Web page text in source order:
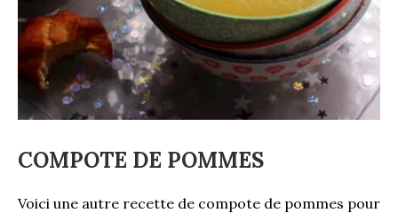
COMPOTE DE POMMES
Voici une autre recette de compote de pommes pour